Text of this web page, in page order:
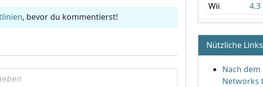
, bevor du kommentierst!
Wii
4.3
Nützliche Links
Nach
Networks